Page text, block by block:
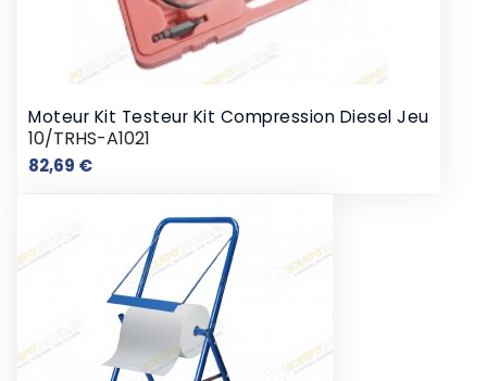
Moteur Kit Testeur Kit Compression Diesel Jeu
10/TRHS-A1021
82,69 €Prix